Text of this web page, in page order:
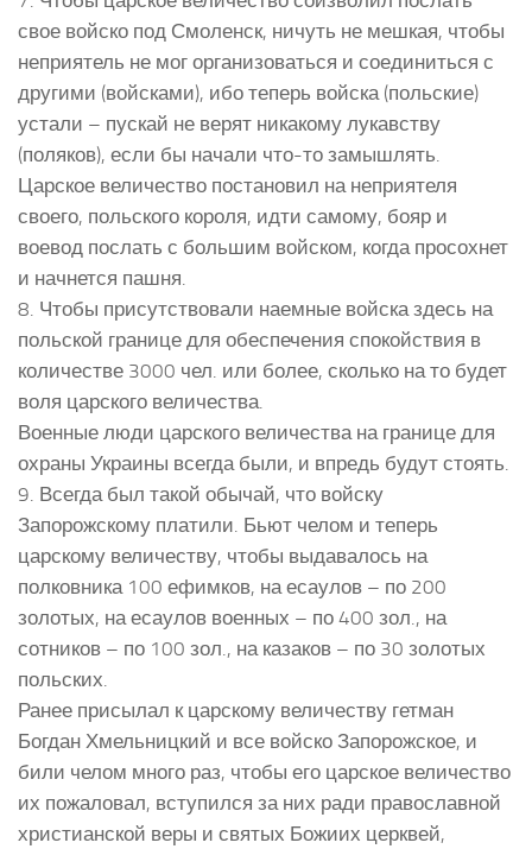
свое войско под Смоленск, ничуть не мешкая, чтобы
неприятель не мог организоваться и соединиться с
другими (войсками), ибо теперь войска (польские)
устали – пускай не верят никакому лукавству
(поляков), если бы начали что-то замышлять.
Царское величество постановил на неприятеля
своего, польского короля, идти самому, бояр и
воевод послать с большим войском, когда просохнет
и начнется пашня.
8. Чтобы присутствовали наемные войска здесь на
польской границе для обеспечения спокойствия в
количестве 3000 чел. или более, сколько на то будет
воля царского величества.
Военные люди царского величества на границе для
охраны Украины всегда были, и впредь будут стоять.
9. Всегда был такой обычай, что войску
Запорожскому платили. Бьют челом и теперь
царскому величеству, чтобы выдавалось на
полковника 100 ефимков, на есаулов – по 200
золотых, на есаулов военных – по 400 зол., на
сотников – по 100 зол., на казаков – по 30 золотых
польских.
Ранее присылал к царскому величеству гетман
Богдан Хмельницкий и все войско Запорожское, и
били челом много раз, чтобы его царское величество
их пожаловал, вступился за них ради православной
христианской веры и святых Божиих церквей,